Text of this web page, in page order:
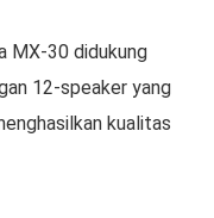
MX-30 didukung
12-speaker yang
kualitas